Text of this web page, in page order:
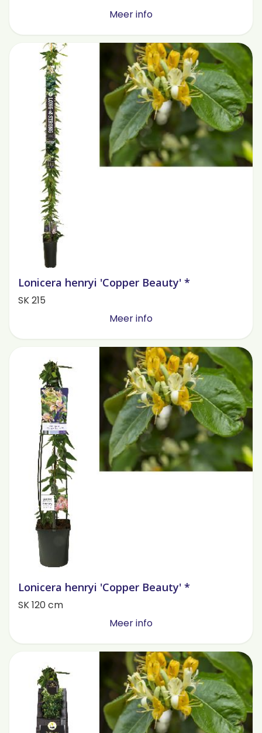
Meer info
Lonicera henryi 'Copper Beauty' *
SK 215
Meer info
Lonicera henryi 'Copper Beauty' *
SK 120 cm
Meer info